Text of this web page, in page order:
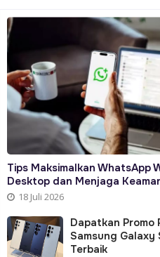
Tips Maksimalkan WhatsApp
Desktop dan Menjaga
18 Juli 2026
Dapatkan Promo
Samsung Galaxy
Terbaik